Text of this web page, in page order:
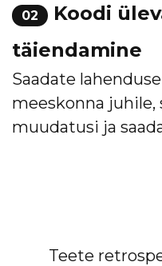
02
Koodi
täiendamine
Saadate
meeskonna
muudatusi ja
Teete